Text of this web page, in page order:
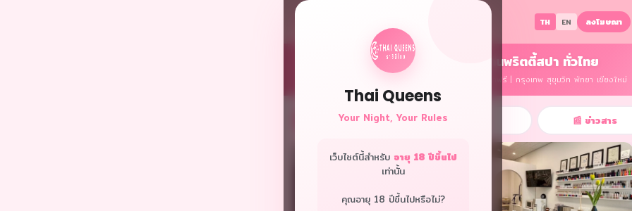
Thai Queens
Your Night, Your Rules
เว็บไซต์นี้สำหรับ อายุ 18 ปีขึ้นไป
เท่านั้น
คุณอายุ 18 ปีขึ้นไปหรือไม่?
TH EN ลงโฆษณา
หางานกลางคืน งานนวด งานพริตตี้สปา ทั่วไทย
รายได้ดี รับเงินรายวัน ไม่ต้องมีประสบการณ์ มีที่พักฟรี | กรุงเทพ สุขุมวิท พัทยา เชียงใหม่
🌟 เรื่องจริง 📰 ข่าวสาร